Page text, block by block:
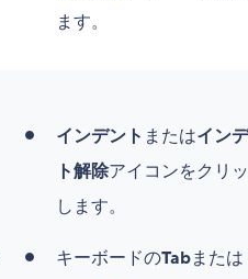
ます。
インデント またはイン
ト解除アイコンをクリ
します。
キーボードのTabまたは